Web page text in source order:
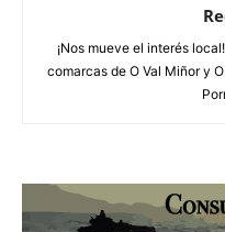
¡Nos mueve el interés
comarcas de O Val Miñor y